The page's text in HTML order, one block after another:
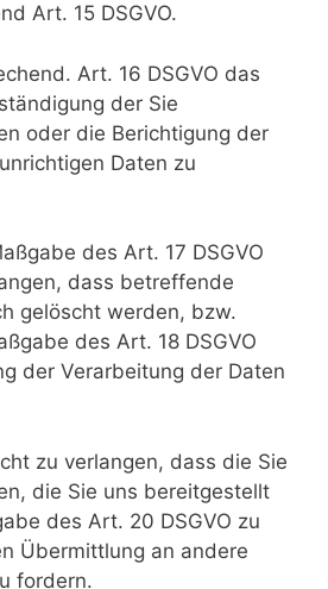
Art. 15 DSGVO.
Art. 16 DSGVO das
der Sie
oder die Berichtigung der
Daten zu
des Art. 17 DSGVO
dass betreffende
gelöscht werden, bzw.
des Art. 18 DSGVO
der Verarbeitung der Daten
zu verlangen, dass die Sie
die Sie uns bereitgestellt
des Art. 20 DSGVO zu
Übermittlung an andere
fordern.